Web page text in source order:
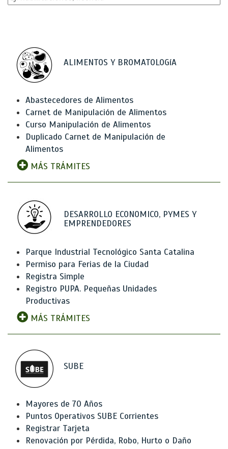
ALIMENTOS Y BROMATOLOGíA
Abastecedores de Alimentos
Carnet de Manipulación de Alimentos
Curso Manipulación de Alimentos
Duplicado Carnet de Manipulación de
Alimentos
MÁS TRÁMITES
DESARROLLO ECONOMICO, PYMES Y
EMPRENDEDORES
Parque Industrial Tecnológico Santa Catalina
Permiso para Ferias de la Ciudad
Registra Simple
Registro PUPA. Pequeñas Unidades
Productivas
MÁS TRÁMITES
SUBE
Mayores de 70 Años
Puntos Operativos SUBE Corrientes
Registrar Tarjeta
Renovación por Pérdida, Robo, Hurto o Daño